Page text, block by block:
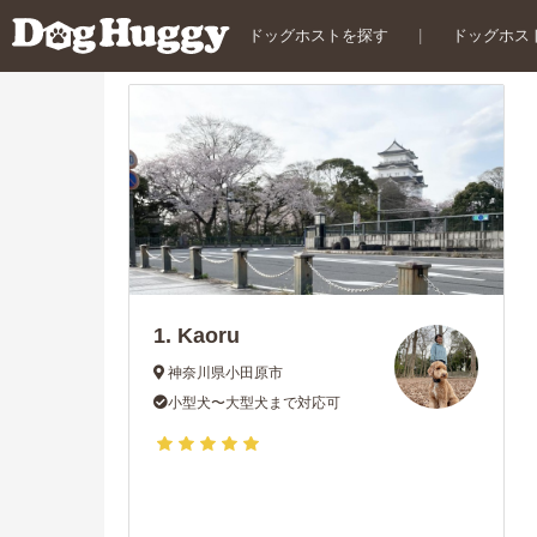
ドッグホストを探す ドッグホス
1. Kaoru
神奈川県小田原市
小型犬〜大型犬まで対応可